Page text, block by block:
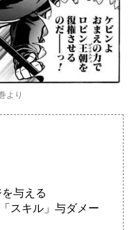
より
与える
スキル」与ダメー